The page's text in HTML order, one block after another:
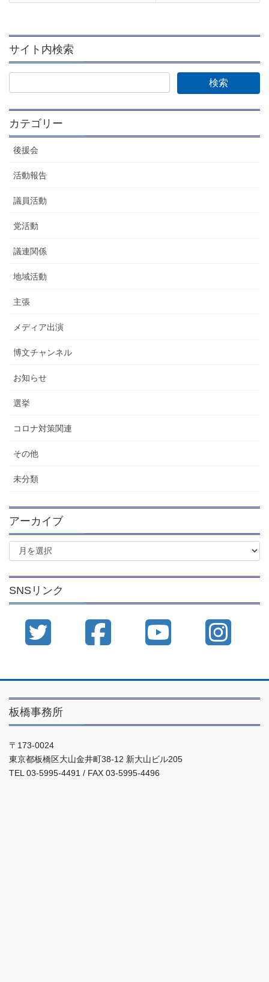
サイト内検索
カテゴリー
後援会
活動報告
議員活動
党活動
議連関係
地域活動
主張
メディア出演
博文チャンネル
お知らせ
選挙
コロナ対策関連
その他
未分類
アーカイブ
ア
イ
ブ
SNSリンク
板橋事務所
〒173-0024
東京都板橋区大山金井町38-12 新大山ビル205
TEL 03-5995-4491 / FAX 03-5995-4496